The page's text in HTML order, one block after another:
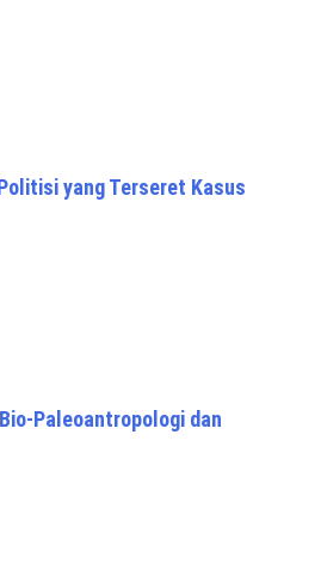
yang Terseret Kasus
Paleoantropologi dan